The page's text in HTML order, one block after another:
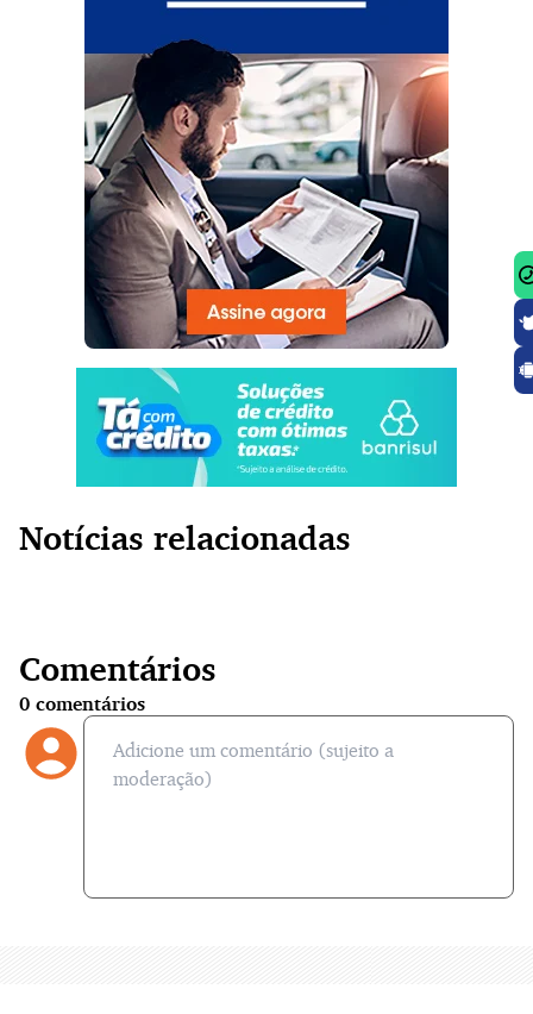
Notícias relacionadas
Comentários
0 comentários